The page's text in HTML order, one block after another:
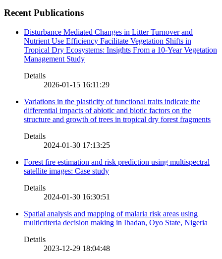
Recent Publications
Disturbance Mediated Changes in Litter Turnover and
Nutrient Use Efficiency Facilitate Vegetation Shifts in
Tropical Dry Ecosystems: Insights From a 10-Year Vegetation
Management Study
Details
2026-01-15 16:11:29
Variations in the plasticity of functional traits indicate the
differential impacts of abiotic and biotic factors on the
structure and growth of trees in tropical dry forest fragments
Details
2024-01-30 17:13:25
Forest fire estimation and risk prediction using multispectral
satellite images: Case study
Details
2024-01-30 16:30:51
Spatial analysis and mapping of malaria risk areas using
multicriteria decision making in Ibadan, Oyo State, Nigeria
Details
2023-12-29 18:04:48